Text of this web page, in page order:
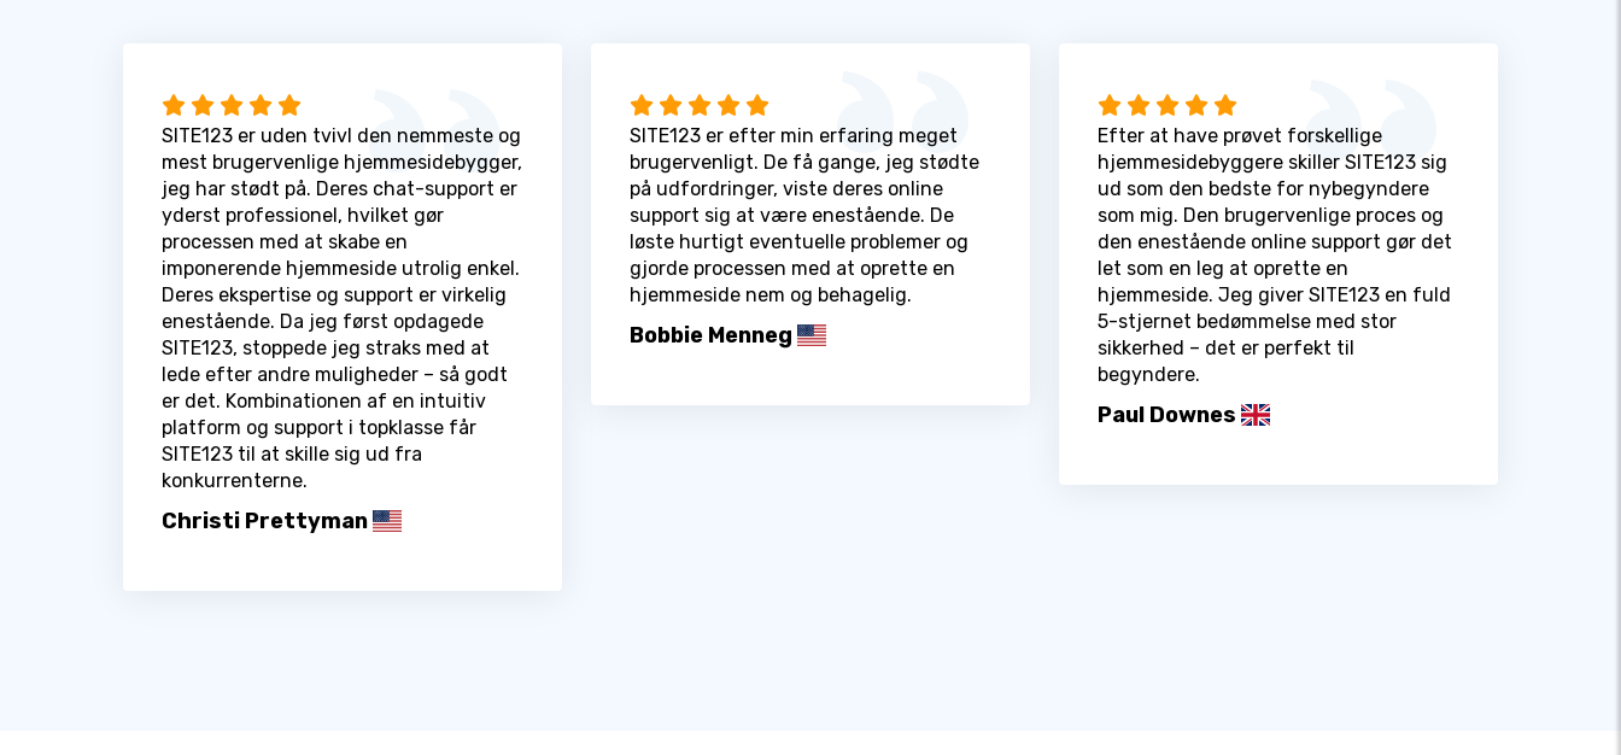
SITE123 er uden tvivl den nemmeste og
mest brugervenlige hjemmesidebygger,
jeg har stødt på. Deres chat-support er
yderst professionel, hvilket gør
processen med at skabe en
imponerende hjemmeside utrolig enkel.
Deres ekspertise og support er virkelig
enestående. Da jeg først opdagede
SITE123, stoppede jeg straks med at
lede efter andre muligheder – så godt
er det. Kombinationen af en intuitiv
platform og support i topklasse får
SITE123 til at skille sig ud fra
konkurrenterne.
Christi Prettyman
SITE123 er efter min erfaring meget
brugervenligt. De få gange, jeg stødte
på udfordringer, viste deres online
support sig at være enestående. De
løste hurtigt eventuelle problemer og
gjorde processen med at oprette en
hjemmeside nem og behagelig.
Bobbie Menneg
Efter at have prøvet forskellige
hjemmesidebyggere skiller SITE123 sig
ud som den bedste for nybegyndere
som mig. Den brugervenlige proces og
den enestående online support gør det
let som en leg at oprette en
hjemmeside. Jeg giver SITE123 en fuld
5-stjernet bedømmelse med stor
sikkerhed – det er perfekt til
begyndere.
Paul Downes